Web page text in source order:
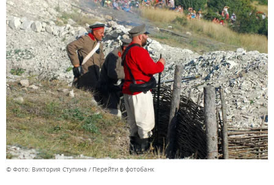
© Фото: Виктория Ступина Перейти в фотобанк